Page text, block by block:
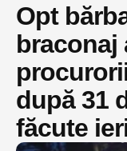
Opt
braconaj
după 31
făcute